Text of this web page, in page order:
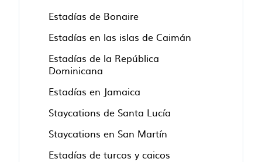
Estadías de Bonaire
Estadías en las islas de Caimán
Estadías de la República
Dominicana
Estadías en Jamaica
Staycations de Santa Lucía
Staycations en San Martín
Estadías de turcos y caicos